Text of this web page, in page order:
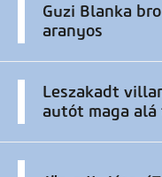
Guzi Blanka
aranyos
Leszakadt
autót maga